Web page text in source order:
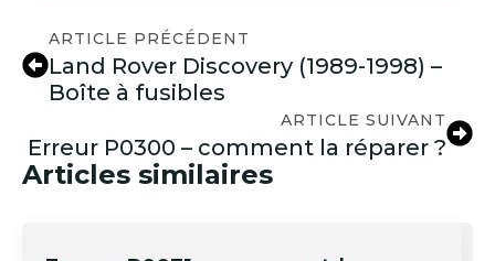
ARTICLE PRÉCÉDENT
Land Rover Discovery (1989-1998) –
Boîte à fusibles
ARTICLE SUIVANT
Erreur P0300 – comment la réparer ?
Articles similaires